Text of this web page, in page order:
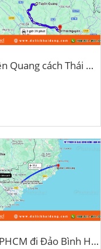
Tuyên Quang cách Thái Nguyên bao nhiêu km?
Từ TPHCM đi Đảo Bình Hưng bao nhiều km